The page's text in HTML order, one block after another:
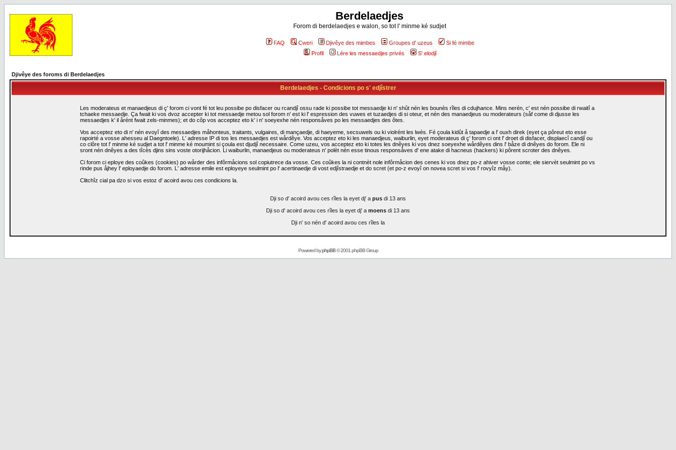
Berdelaedjes
Forom di berdelaedjes e walon, so tot l' minme ké sudjet
FAQ Cweri Djivêye des mimbes Groupes d' uzeus
Si fé mimbe
Profil
Lére les messaedjes privés S' elodjî
Djivêye des foroms di Berdelaedjes
Berdelaedjes - Condicions po s' edjîstrer
Les moderateus et manaedjeus di ç' forom ci vont fé tot leu possibe po disfacer ou rcandjî ossu rade ki possibe tot messaedje ki n' shût nén les bounès rîles di cdujhance. Mins nerén, c' est nén possibe di rwaitî a
tchaeke messaedje. Ça fwait ki vos dvoz accepter ki tot messaedje metou sol forom n' est ki l' espression des vuwes et tuzaedjes di si oteur, et nén des manaedjeus ou moderateurs (såf come di djusse les
messaedjes k' il årént fwait zels-minmes); et do côp vos acceptez eto k' i n' soeyexhe nén responsåves po les messaedjes des ôtes.
Vos acceptez eto di n' nén evoyî des messaedjes måhonteus, traitants, vulgaires, di mançaedje, di haeyeme, secsuwels ou ki violrént les lwès. Fé çoula kidût å tapaedje a l' ouxh direk (eyet ça pôreut eto esse
rapoirté a vosse ahesseu al Daegntoele). L' adresse IP di tos les messaedjes est wårdêye. Vos acceptez eto ki les manaedjeus, waiburlin, eyet moderateus di ç' forom ci ont l' droet di disfacer, displaecî candjî ou
co clôre tot l' minme ké sudjet a tot l' minme ké moumint si çoula est djudjî necessaire. Come uzeu, vos acceptez eto ki totes les dnêyes ki vos dnez soeyexhe wårdêyes dins l' båze di dnêyes do forom. Ele ni
sront nén dnêyes a des tîcès djins sins voste otorijhåcion. Li waiburlin, manaedjeus ou moderateus n' polèt nén esse tinous responsåves d' ene atake di hacneus (hackers) ki pôrent scroter des dnêyes.
Ci forom ci eploye des coûkes (cookies) po wårder des infôrmåcions sol copiutrece da vosse. Ces coûkes la ni contnèt nole infôrmåcion des cenes ki vos dnez po-z ahiver vosse conte; ele siervèt seulmint po vs
rinde pus åjhey l' eployaedje do forom. L' adresse emile est eployeye seulmint po l' acertinaedje di vost edjîstraedje et do scret (et po-z evoyî on novea scret si vos l' rovyîz måy).
Clitchîz cial pa dzo si vos estoz d' acoird avou ces condicions la.
Dji so d' acoird avou ces rîles la eyet dj' a pus di 13 ans
Dji so d' acoird avou ces rîles la eyet dj' a moens di 13 ans
Dji n' so nén d' acoird avou ces rîles la
Powered byphpBB© 2001 phpBB Group